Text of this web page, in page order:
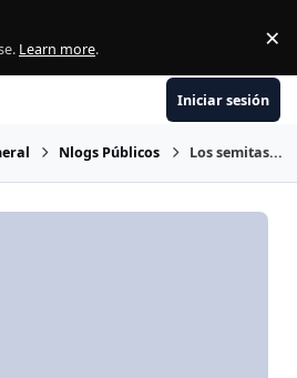
Learn more. ×
Iniciar sesión
Nlogs Públicos Los semitas...